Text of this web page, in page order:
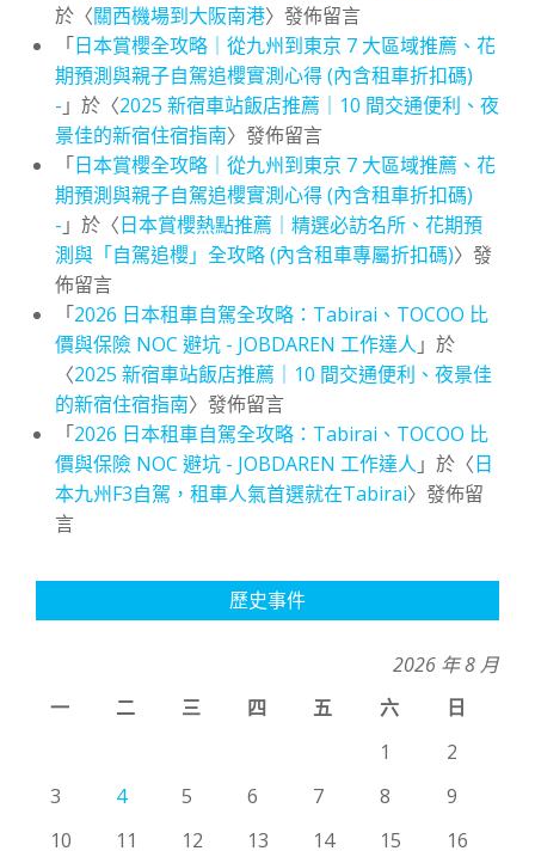
於〈關西機場到大阪南港〉發佈留言
「日本賞櫻全攻略｜從九州到東京 7 大區域推薦、花
期預測與親子自駕追櫻實測心得 (內含租車折扣碼)
- 」於〈2025 新宿車站飯店推薦｜10 間交通便利、夜
景佳的新宿住宿指南〉發佈留言
「日本賞櫻全攻略｜從九州到東京 7 大區域推薦、花
期預測與親子自駕追櫻實測心得 (內含租車折扣碼)
- 」於〈日本賞櫻熱點推薦｜精選必訪名所、花期預
測與「自駕追櫻」全攻略 (內含租車專屬折扣碼)〉發
佈留言
「2026 日本租車自駕全攻略：Tabirai、TOCOO 比
價與保險 NOC 避坑 - JOBDAREN 工作達人 」於
〈2025 新宿車站飯店推薦｜10 間交通便利、夜景佳
的新宿住宿指南〉發佈留言
「2026 日本租車自駕全攻略：Tabirai、TOCOO 比
價與保險 NOC 避坑 - JOBDAREN 工作達人 」於〈日
本九州F3自駕，租車人氣首選就在Tabirai〉發佈留
言
歷史事件
2026 年 8 月
一
二 三 四 五 六
日
1
2
3
4 5 6 7 8
9
10
11 12 13 14 15
16